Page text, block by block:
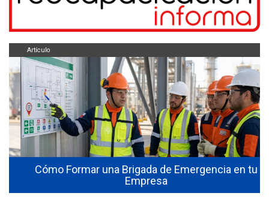
Cómo Formar una Brigada de Emergencia en tu
Empresa
Artículo